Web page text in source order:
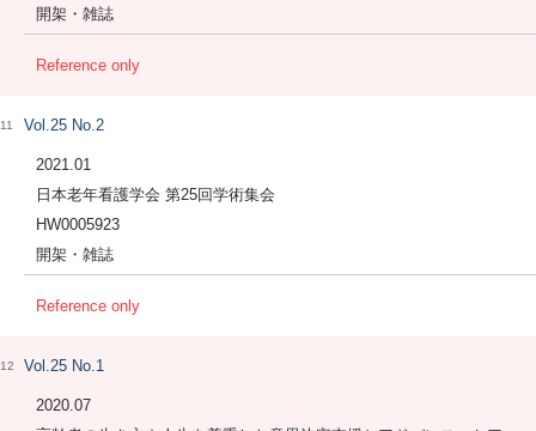
開架・雑誌
Reference only
11 Vol.25 No.2
2021.01
日本老年看護学会 第25回学術集会
HW0005923
開架・雑誌
Reference only
12 Vol.25 No.1
2020.07